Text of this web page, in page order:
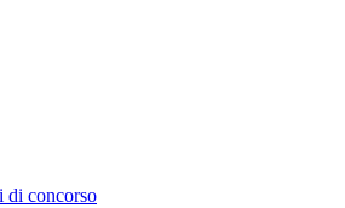
di concorso